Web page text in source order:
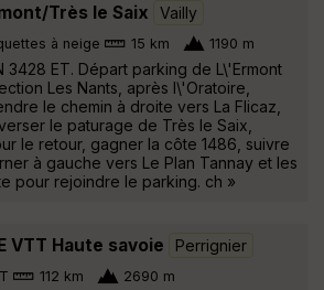
Très le Saix Vailly
à neige 15 km 1190 m
3428 ET. Départ parking de L\'Ermont
Les Nants, après l\'Oratoire,
le chemin à droite vers La Flicaz,
le paturage de Très le Saix,
le retour, gagner la côte 1486, suivre
à gauche vers Le Plan Tannay et les
pour rejoindre le parking. ch »
VTT Haute savoie Perrignier
112 km 2690 m